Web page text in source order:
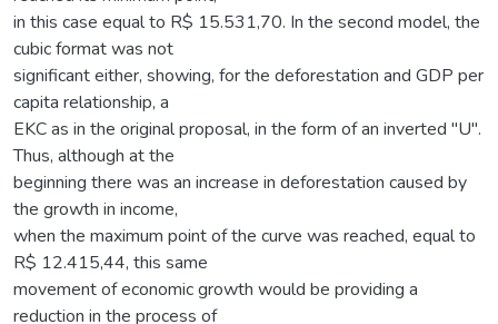
in this case equal to R$ 15.531,70. In the second model, the
cubic format was not
significant either, showing, for the deforestation and GDP per
capita relationship, a
EKC as in the original proposal, in the form of an inverted "U".
Thus, although at the
beginning there was an increase in deforestation caused by
the growth in income,
when the maximum point of the curve was reached, equal to
R$ 12.415,44, this same
movement of economic growth would be providing a
reduction in the process of